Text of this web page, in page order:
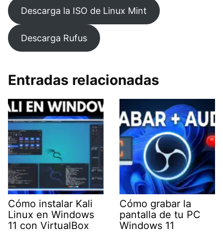
Descarga la ISO de Linux Mint
Descarga Rufus
Entradas relacionadas
Cómo instalar Kali
Linux en Windows
11 con VirtualBox
Cómo grabar la
pantalla de tu PC
Windows 11